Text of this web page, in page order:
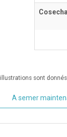
Cosecha
sont
A semer